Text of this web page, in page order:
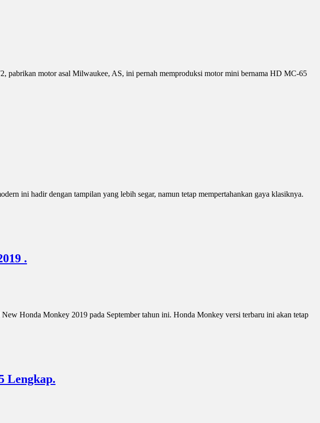
pabrikan motor asal Milwaukee, AS, ini pernah memproduksi motor mini bernama HD MC-65
ini hadir dengan tampilan yang lebih segar, namun tetap mempertahankan gaya klasiknya.
.
Honda Monkey 2019 pada September tahun ini. Honda Monkey versi terbaru ini akan tetap
Lengkap.